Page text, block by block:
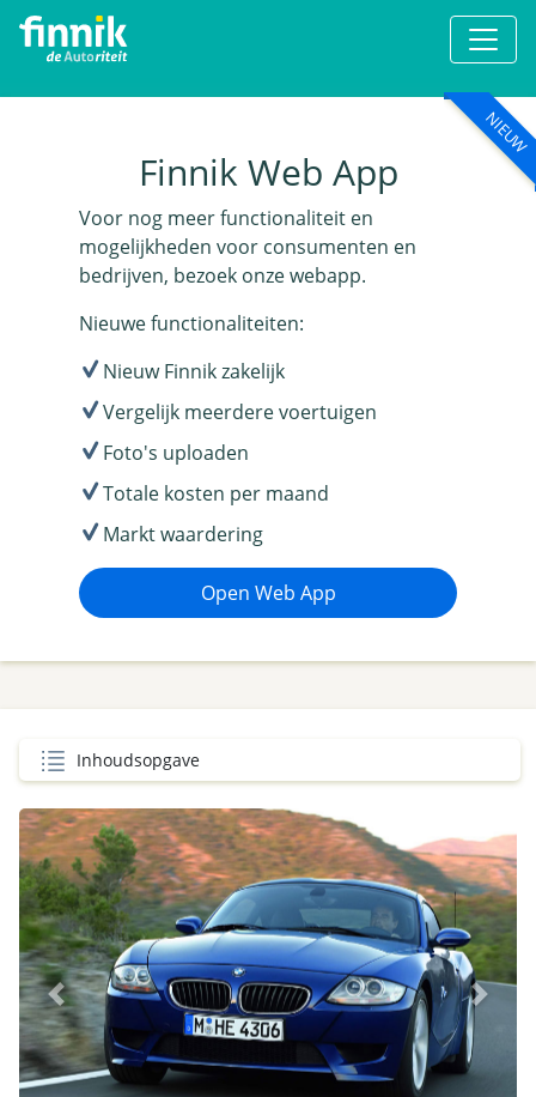
NIEUW
Finnik Web App
Voor nog meer functionaliteit en
mogelijkheden voor consumenten en
bedrijven, bezoek onze webapp.
Nieuwe functionaliteiten:
Nieuw Finnik zakelijk
Vergelijk meerdere voertuigen
Foto's uploaden
Totale kosten per maand
Markt waardering
Open Web App
Inhoudsopgave